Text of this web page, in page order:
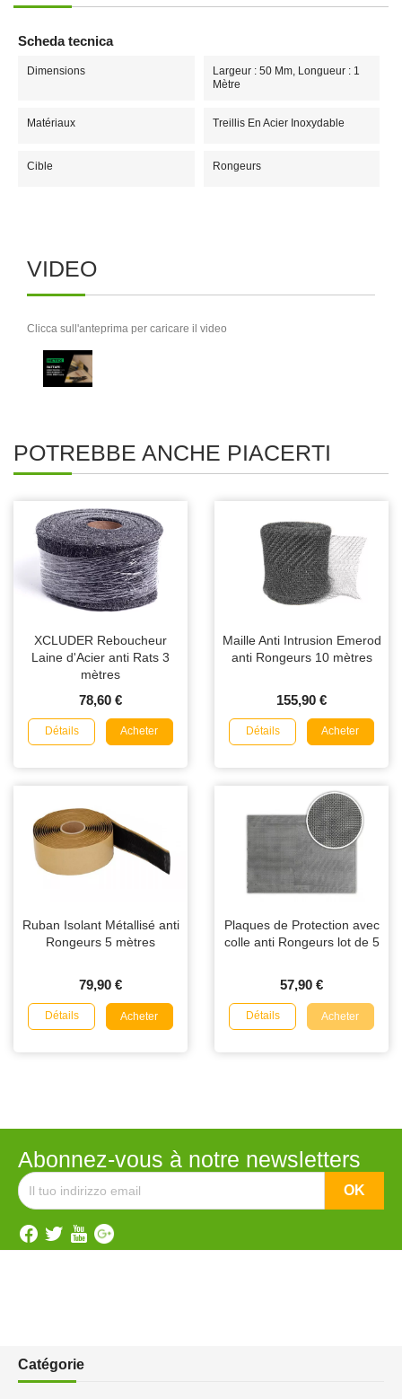
Scheda tecnica
Dimensions
Largeur : 50 Mm, Longueur : 1
Mètre
Matériaux Treillis En Acier Inoxydable
Cible Rongeurs
VIDEO
Clicca sull'anteprima per caricare il video
POTREBBE ANCHE PIACERTI
XCLUDER Reboucheur
Laine d'Acier anti Rats 3
mètres
78,60 €
Détails Acheter
Maille Anti Intrusion Emerod
anti Rongeurs 10 mètres
155,90 €
Détails Acheter
Ruban Isolant Métallisé anti
Rongeurs 5 mètres
79,90 €
Détails Acheter
Plaques de Protection avec
colle anti Rongeurs lot de 5
57,90 €
Détails Acheter
Abonnez-vous à notre newsletters
Catégorie